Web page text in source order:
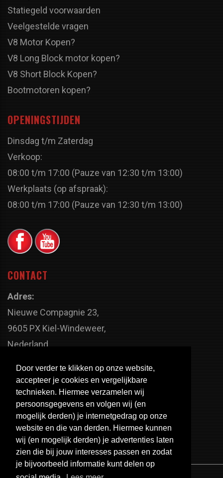
Door verder te klikken op onze website,
accepteer je cookies en vergelijkbare
technieken. Hiermee verzamelen wij
persoonsgegevens en volgen wij (en
mogelijk derden) je internetgedrag op onze
website en die van derden. Hiermee kunnen
wij (en mogelijk derden) je advertenties laten
zien die bij jouw interesses passen en zodat
je bijvoorbeeld informatie kunt delen op
Statiegeld voorwaarden
Veelgestelde vragen
V8 Motor Kopen?
V8 Long Block motor kopen?
V8 Short Block Kopen?
Bootmotoren kopen?
OPENINGSTIJDEN
Dinsdag t/m Zaterdag
Verkoop:
08:00 t/m 17:00 (Pauze van 12:30 t/m 13:00)
Werkplaats (op afspraak):
08:00 t/m 17:00 (Pauze van 12:30 t/m 13:00)
CONTACT
Adres:
Nieuwe Compagnie 23,
9605 PX Kiel-Windeweer,
Nederland
+31 598 - 320 402
Telefoonnummer:
+31 598 - 350 330
Email:
info@usa-engines.com